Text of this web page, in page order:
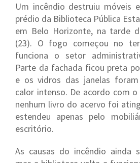
Um incêndio destruiu móveis
prédio da Biblioteca Pública
em Belo Horizonte, na tarde
(23). O fogo começou no
funciona o setor
Parte da fachada ficou preta
e os vidros das janelas
calor intenso. De acordo com o
nenhum livro do acervo foi
estendeu apenas pelo
escritório.
As causas do incêndio ainda